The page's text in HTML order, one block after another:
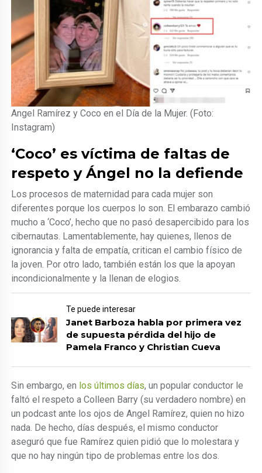
Angel Ramírez y Coco en el Día de la Mujer. (Foto:
Instagram)
‘Coco’ es víctima de faltas de
respeto y Ángel no la defiende
Los procesos de maternidad para cada mujer son
diferentes porque los cuerpos lo son. El embarazo cambió
mucho a ‘Coco’, hecho que no pasó desapercibido para los
cibernautas. Lamentablemente, hay quienes, llenos de
ignorancia y falta de empatía, critican el cambio físico de
la joven. Por otro lado, también están los que la apoyan
incondicionalmente y la llenan de elogios.
Te puede interesar
Janet Barboza habla por primera vez
de supuesta pérdida del hijo de
Pamela Franco y Christian Cueva
Sin embargo, en los últimos días, un popular conductor le
faltó el respeto a Colleen Barry (su verdadero nombre) en
un podcast ante los ojos de Angel Ramírez, quien no hizo
nada. De hecho, días después, el mismo conductor
aseguró que fue Ramírez quien pidió que lo molestara y
que no hay ningún tipo de problemas entre los dos.